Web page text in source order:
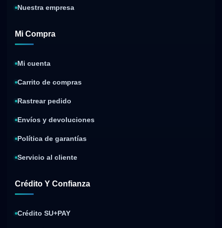
Nuestra empresa
Mi Compra
Mi cuenta
Carrito de compras
Rastrear pedido
Envíos y devoluciones
Política de garantías
Servicio al cliente
Crédito Y Confianza
Crédito SU+PAY